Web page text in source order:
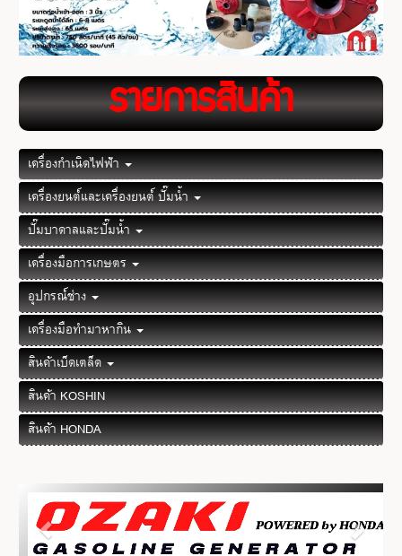
รายการสินค้า
เครื่องกำเนิดไฟฟ้า
เครื่องยนต์และเครื่องยนต์ ปั๊มน้ำ
ปั๊มบาดาลและปั๊มน้ำ
เครื่องมือการเกษตร
อุปกรณ์ช่าง
เครื่องมือทำมาหากิน
สินค้าเบ็ดเตล็ด
สินค้า KOSHIN
สินค้า HONDA